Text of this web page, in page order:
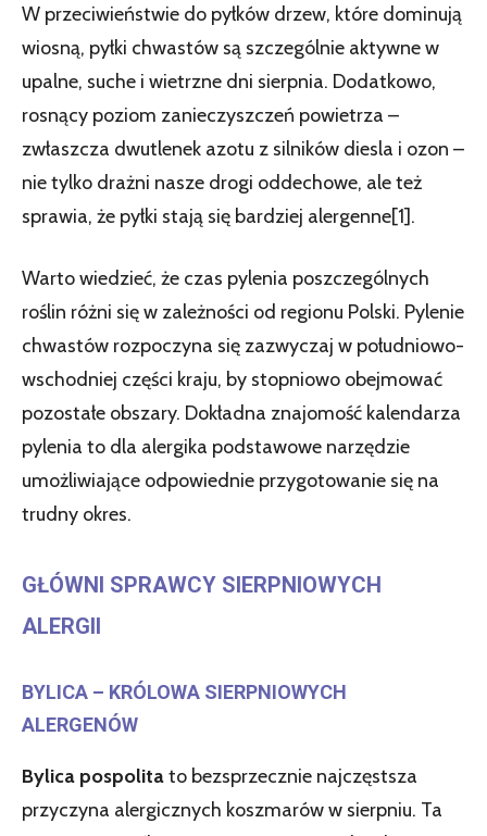
W przeciwieństwie do pyłków drzew, które dominują
wiosną, pyłki chwastów są szczególnie aktywne w
upalne, suche i wietrzne dni sierpnia. Dodatkowo,
rosnący poziom zanieczyszczeń powietrza –
zwłaszcza dwutlenek azotu z silników diesla i ozon –
nie tylko drażni nasze drogi oddechowe, ale też
sprawia, że pyłki stają się bardziej alergenne[1].
Warto wiedzieć, że czas pylenia poszczególnych
roślin różni się w zależności od regionu Polski. Pylenie
chwastów rozpoczyna się zazwyczaj w południowo-
wschodniej części kraju, by stopniowo obejmować
pozostałe obszary. Dokładna znajomość kalendarza
pylenia to dla alergika podstawowe narzędzie
umożliwiające odpowiednie przygotowanie się na
trudny okres.
GŁÓWNI SPRAWCY SIERPNIOWYCH
ALERGII
BYLICA – KRÓLOWA SIERPNIOWYCH
ALERGENÓW
Bylica pospolitato bezsprzecznie najczęstsza
przyczyna alergicznych koszmarów w sierpniu. Ta